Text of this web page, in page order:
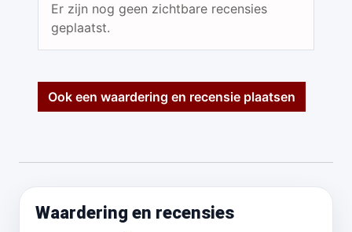
Er zijn nog geen zichtbare recensies
geplaatst.
Ook een waardering en recensie plaatsen
Waardering en recensies